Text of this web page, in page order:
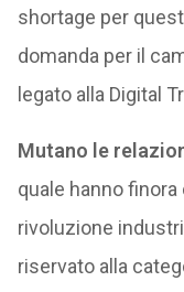
shortage per
domanda per il
legato alla Digital
Mutano le
quale hanno
rivoluzione
riservato alla